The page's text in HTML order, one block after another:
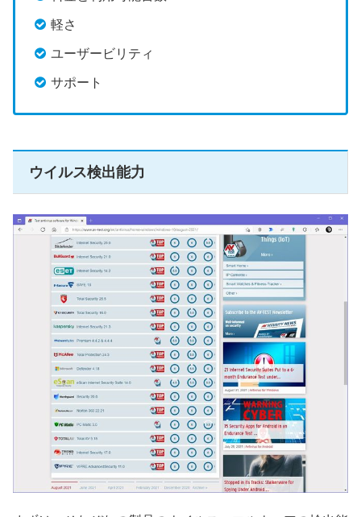
軽さ
ユーザービリティ
サポート
ウイルス検出能力